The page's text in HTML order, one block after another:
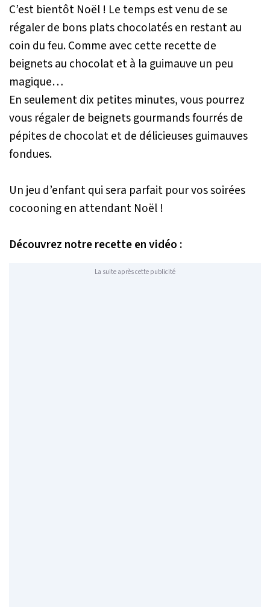
C’est bientôt Noël ! Le temps est venu de se
régaler de bons plats chocolatés en restant au
coin du feu. Comme avec cette recette de
beignets au chocolat et à la guimauve un peu
magique…
En seulement dix petites minutes, vous pourrez
vous régaler de beignets gourmands fourrés de
pépites de chocolat et de délicieuses guimauves
fondues.
Un jeu d’enfant qui sera parfait pour vos soirées
cocooning en attendant Noël !
Découvrez notre recette en vidéo :
La suite après cette publicité